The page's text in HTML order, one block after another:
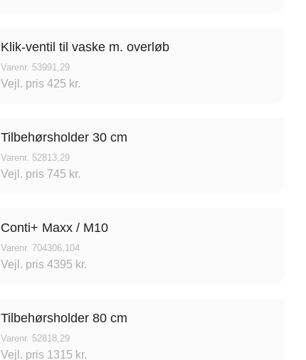
Klik-ventil til vaske m. overløb
Varenr. 53991,29
Vejl. pris 425 kr.
Tilbehørsholder 30 cm
Varenr. 52813,29
Vejl. pris 745 kr.
Conti+ Maxx / M10
Varenr. 704306,104
Vejl. pris 4395 kr.
Tilbehørsholder 80 cm
Varenr. 52818,29
Vejl. pris 1315 kr.